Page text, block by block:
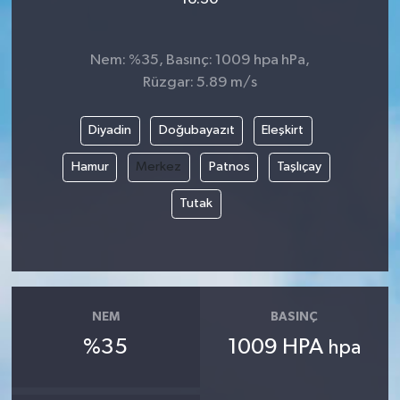
Nem: %35, Basınç: 1009 hpa hPa,
Rüzgar: 5.89 m/s
Diyadin Doğubayazıt Eleşkirt
Hamur Merkez Patnos Taşlıçay
Tutak
NEM
%35
BASINÇ
1009 HPA hpa